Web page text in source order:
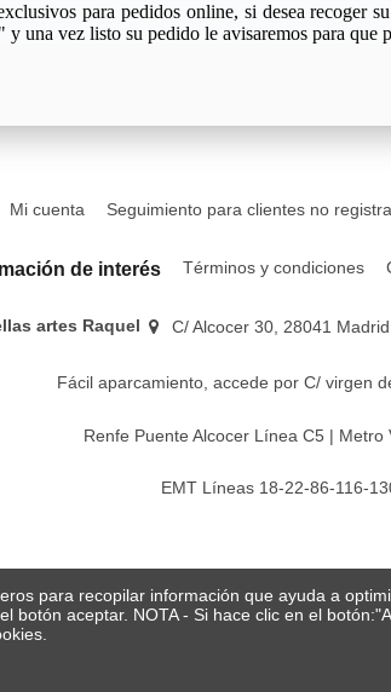
para pedidos online, si desea recoger
una vez listo su pedido le avisaremos para que
Mi cuenta Seguimiento para clientes no
de interés Términos y condiciones
artes Raquel C/ Alcocer 30, 28041 Madrid
Fácil aparcamiento, accede por C/ virgen
Renfe Puente Alcocer Línea C5 | Metro
EMT Líneas 18-22-86-116-
para recopilar información que ayuda a
aceptar. NOTA - Si hace clic en el